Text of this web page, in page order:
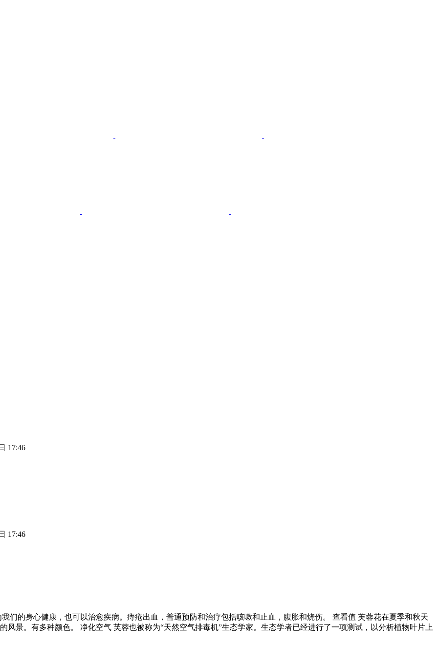
17:46
17:46
们的身心健康，也可以治愈疾病。痔疮出血，普通预防和治疗包括咳嗽和止血，腹胀和烧伤。 查看值 芙蓉花在夏季和秋天
风景。有多种颜色。 净化空气 芙蓉也被称为“天然空气排毒机”生态学家。生态学者已经进行了一项测试，以分析植物叶片上